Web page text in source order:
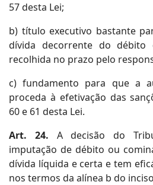
57 desta Lei;
b) título executivo bastante
dívida decorrente do
recolhida no prazo pelo
c) fundamento para que a
proceda à efetivação das
60 e 61 desta Lei.
Art. 24. A decisão do
imputação de débito ou
dívida líquida e certa e tem
nos termos da alínea b do